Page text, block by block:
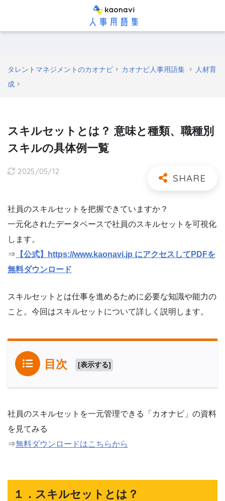
タレントマネジメントのカオナビ カオナビ人事用語集
人材育
成
スキルセットとは？ 意味と種類、職種別
スキルの具体例一覧
2025/05/12
社員のスキルセットを把握できていますか？
一元化されたデータベースで社員のスキルセットを可視化
します。
⇒ 【公式】https://www.kaonavi.jp にアクセスしてPDFを
無料ダウンロード
スキルセットとは仕事を進めるために必要な知識や能力の
こと。今回はスキルセットについて詳しく説明します。
目次 [表示する]
社員のスキルセットを一元管理できる「カオナビ」の資料
を見てみる
⇒無料ダウンロードはこちらから
１．スキルセットとは？